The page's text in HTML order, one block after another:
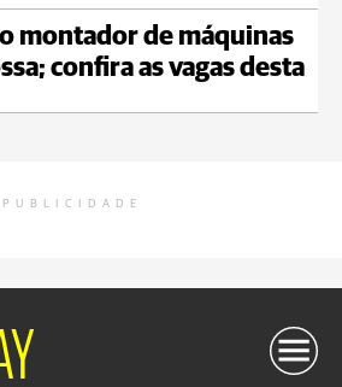
montador de máquinas
confira as vagas desta
PUBLICIDADE